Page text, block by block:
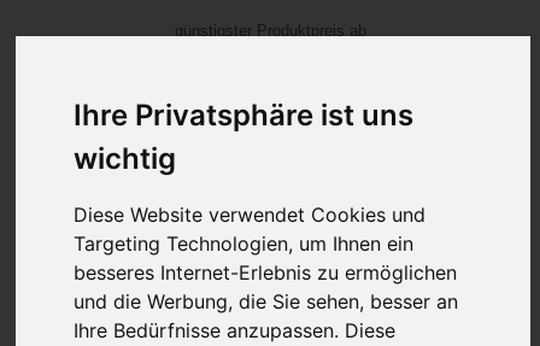
Ihre Privatsphäre ist uns
wichtig
Diese Website verwendet Cookies und
Targeting Technologien, um Ihnen ein
besseres Internet-Erlebnis zu ermöglichen
und die Werbung, die Sie sehen, besser an
Ihre Bedürfnisse anzupassen. Diese
günstigster Produktpreis ab
20,31 €
Rathaus Apotheke
versandkostenfrei
& inkl. MwSt.
Preis pro 1 G / 1,13 €
Daten vom 28.10.2025 09:18 Uhr